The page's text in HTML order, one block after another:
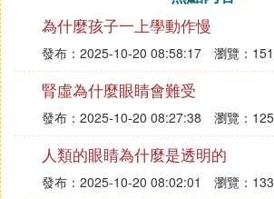
微信視頻的美顏功能在手機的設置當
在手機設置菜單中點擊【更多設置
話美顏】。將【美顏開關】開啟即可
8. 微信視頻怎麼開美顏紅米k40
摘要 1、在手機設置菜單中點擊【
9. 紅米note11pro微信視頻美
為什麼孩子一上學動作慢
發布：2025-10-20 08:58:17 瀏覽：
腎虛為什麼眼睛會難受
發布：2025-10-20 08:27:38 瀏覽：
人類的眼睛為什麼是透明的
發布：2025-10-20 08:02:01 瀏覽：